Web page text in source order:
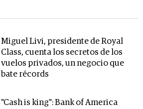
Miguel Livi, presidente de Royal
Class, cuenta los secretos de los
vuelos privados, un negocio que
bate récords
"Cash is king": Bank of America